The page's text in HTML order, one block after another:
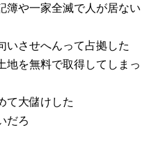
簿や一家全滅で人が居ない
いさせへんって占拠した
地を無料で取得してしまっ
て大儲けした
だろ